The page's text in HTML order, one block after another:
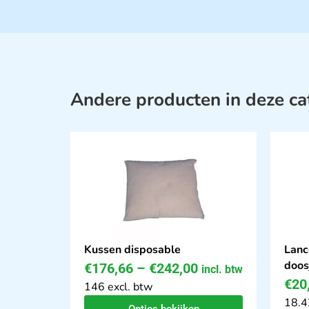
Andere producten in deze
Kussen disposable
€176,66 – €242,00 incl. btw
146 excl. btw €